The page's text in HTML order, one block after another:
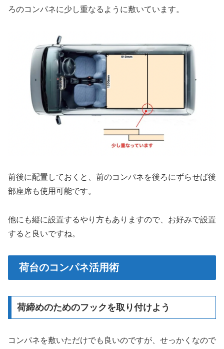
ろのコンパネに少し重なるように敷いています。
前後に配置しておくと、前のコンパネを後ろにずらせば後
部座席も使用可能です。
他にも縦に設置するやり方もありますので、お好みで設置
すると良いですね。
荷台のコンパネ活用術
荷締めのためのフックを取り付けよう
コンパネを敷いただけでも良いのですが、せっかくなので